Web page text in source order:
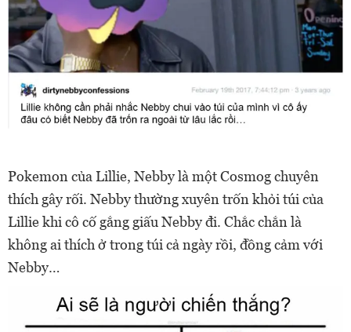
Pokemon của Lillie, Nebby là một Cosmog chuyên
thích gây rối. Nebby thường xuyên trốn khỏi túi của
Lillie khi cô cố gắng giấu Nebby đi. Chắc chắn là
không ai thích ở trong túi cả ngày rồi, đồng cảm với
Nebby…